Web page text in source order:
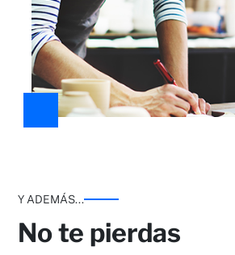
Y ADEMÁS...
No te pierdas